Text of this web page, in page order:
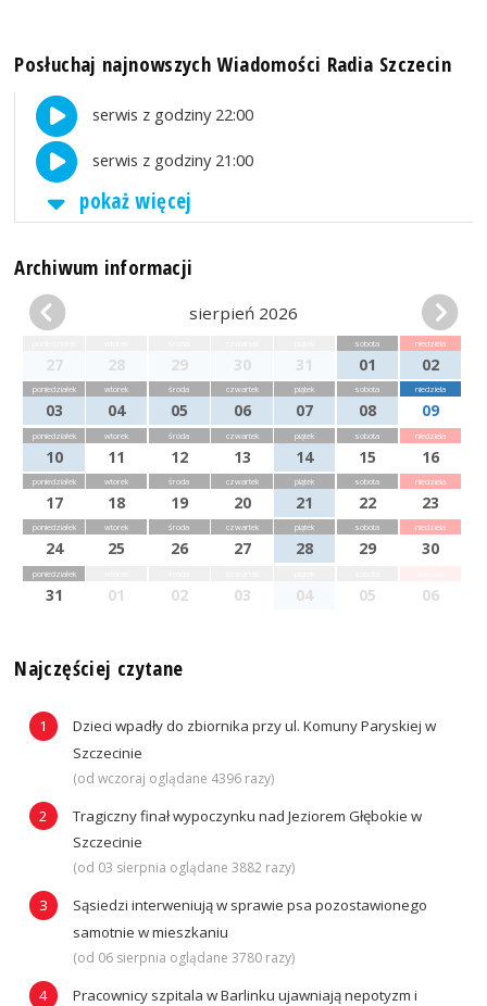
Posłuchaj najnowszych Wiadomości Radia Szczecin
serwis z godziny 22:00
serwis z godziny 21:00
pokaż więcej
Archiwum informacji
sierpień 2026
27 28 29 30 31
sobota
01
niedziela
02
poniedziałek
03
wtorek
04
środa
05
czwartek
06
piątek
07
sobota
08
niedziela
09
poniedziałek
10
wtorek
11
środa
12
czwartek
13
piątek
14
sobota
15
niedziela
16
poniedziałek
17
wtorek
18
środa
19
czwartek
20
piątek
21
sobota
22
niedziela
23
poniedziałek
24
wtorek
25
środa
26
czwartek
27
piątek
28
sobota
29
niedziela
30
poniedziałek
31 01 02 03 04 05 06
Najczęściej czytane
Dzieci wpadły do zbiornika przy ul. Komuny Paryskiej w
Szczecinie
(od wczoraj oglądane 4396 razy)
Tragiczny finał wypoczynku nad Jeziorem Głębokie w
Szczecinie
(od 03 sierpnia oglądane 3882 razy)
Sąsiedzi interweniują w sprawie psa pozostawionego
samotnie w mieszkaniu
(od 06 sierpnia oglądane 3780 razy)
Pracownicy szpitala w Barlinku ujawniają nepotyzm i